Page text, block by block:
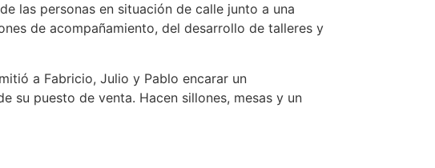
las personas en situación de calle junto a una
de acompañamiento, del desarrollo de talleres y
a Fabricio, Julio y Pablo encarar un
su puesto de venta. Hacen sillones, mesas y un